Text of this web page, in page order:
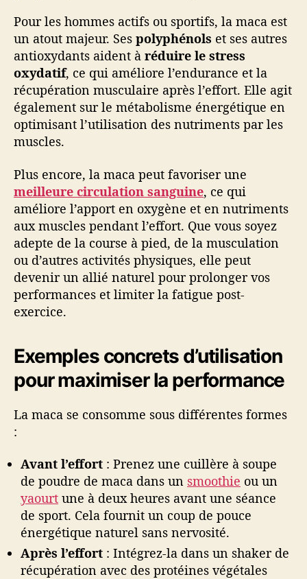
Pour les hommes actifs ou sportifs, la maca est
un atout majeur. Ses polyphénols et ses autres
antioxydants aident à réduire le stress
oxydatif, ce qui améliore l’endurance et la
récupération musculaire après l’effort. Elle agit
également sur le métabolisme énergétique en
optimisant l’utilisation des nutriments par les
muscles.
Plus encore, la maca peut favoriser une
meilleure circulation sanguine, ce qui
améliore l’apport en oxygène et en nutriments
aux muscles pendant l’effort. Que vous soyez
adepte de la course à pied, de la musculation
ou d’autres activités physiques, elle peut
devenir un allié naturel pour prolonger vos
performances et limiter la fatigue post-
exercice.
Exemples concrets d’utilisation
pour maximiser la performance
La maca se consomme sous différentes formes
:
Avant l’effort : Prenez une cuillère à soupe
de poudre de maca dans un smoothie ou un
yaourt une à deux heures avant une séance
de sport. Cela fournit un coup de pouce
énergétique naturel sans nervosité.
Après l’effort : Intégrez-la dans un shaker de
récupération avec des protéines végétales